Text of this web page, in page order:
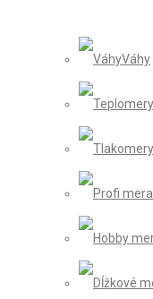
Váhy